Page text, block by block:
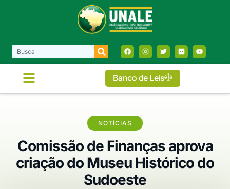
Banco de Leis
NOTÍCIAS
Comissão de Finanças aprova
criação do Museu Histórico do
Sudoeste